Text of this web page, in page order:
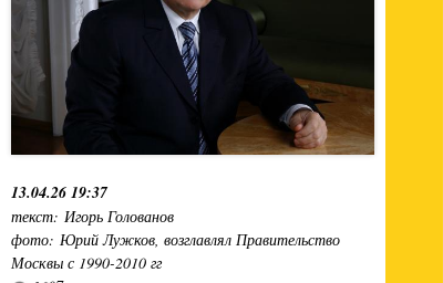
13.04.26 19:37
текст: Игорь Голованов
фото: Юрий Лужков, возглавлял Правительство
Москвы с 1990-2010 гг